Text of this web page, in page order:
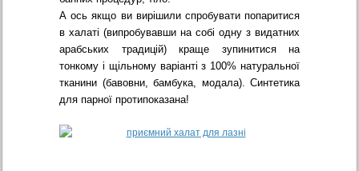
А ось якщо ви вирішили спробувати попаритися
в халаті (випробувавши на собі одну з видатних
арабських традицій) краще зупинитися на
тонкому і щільному варіанті з 100% натуральної
тканини (бавовни, бамбука, модала). Синтетика
для парної протипоказана!